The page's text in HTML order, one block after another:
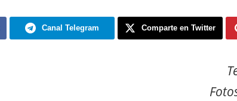
Canal Telegram Comparte en Twitter